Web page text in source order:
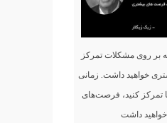
بر روی مشکلات تمرکز
خواهید داشت. زمانی
تمرکز کنید، فرصت‌های